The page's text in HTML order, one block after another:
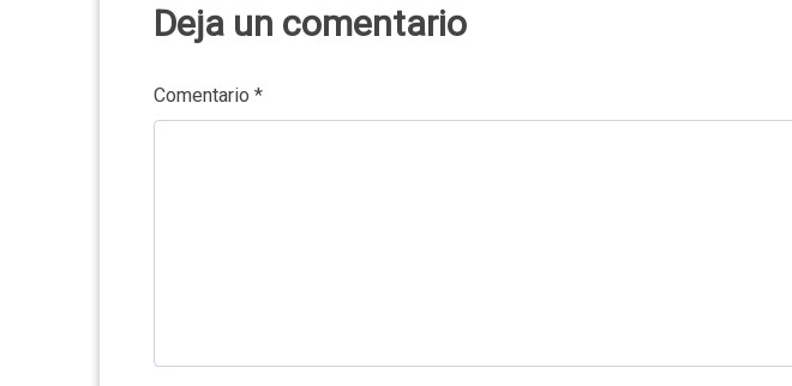
Deja un comentario
Comentario *